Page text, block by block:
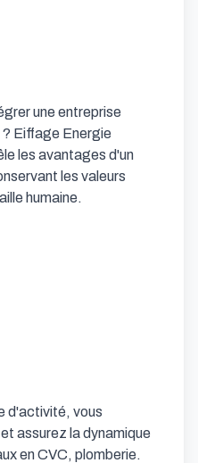
une entreprise
Eiffage Energie
les avantages d'un
les valeurs
humaine.
d'activité, vous
assurez la dynamique
en CVC, plomberie.